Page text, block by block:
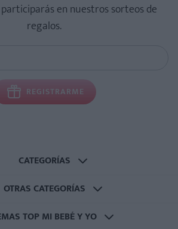
en nuestros sorteos de
regalos.
REGISTRARME
CATEGORÍAS
OTRAS CATEGORÍAS
TOP MI BEBÉ Y YO